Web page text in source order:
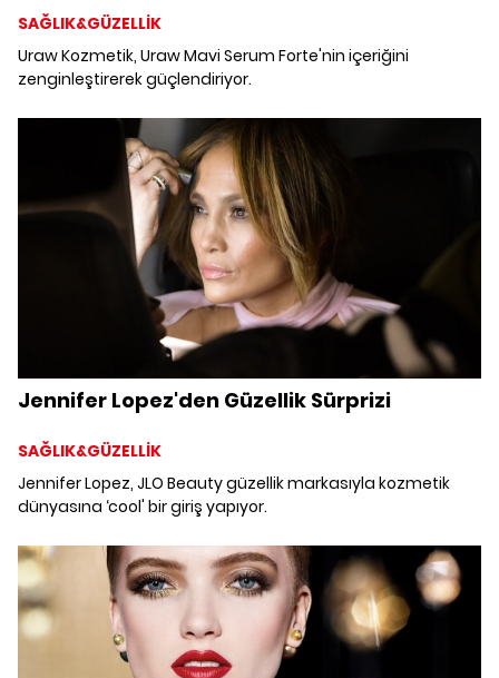
SAĞLIK&GÜZELLİK
Uraw Kozmetik, Uraw Mavi Serum Forte'nin içeriğini
zenginleştirerek güçlendiriyor.
Jennifer Lopez'den Güzellik Sürprizi
SAĞLIK&GÜZELLİK
Jennifer Lopez, JLO Beauty güzellik markasıyla kozmetik
dünyasına ‘cool' bir giriş yapıyor.